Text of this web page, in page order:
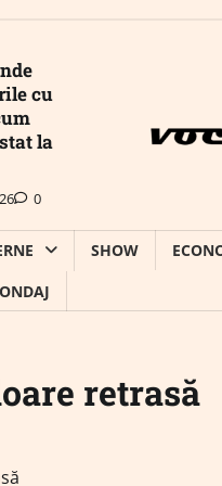
cu
la
0
SHOW
retrasă